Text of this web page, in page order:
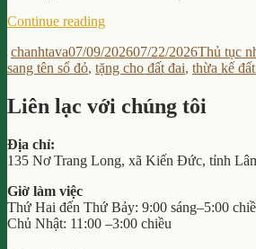
Continue reading“Sang
Sổ
Đỏ
Con
Theo
Các
Phí
Cần
Biết”
Author
chanhtavaPosted
on
07/09/202607/22/2026Categories
Thủ tục
sang tên sổ đỏ, tặng cho đất đai, thừa kế
Liên lạc với chúng tôi
Địa chỉ:
135 Nơ Trang Long, xã Kiến Đức, tỉnh
Giờ làm việc
Thứ Hai đến Thứ Bảy: 9:00 sáng–5:00
Chủ Nhật: 11:00 –3:00 chiều